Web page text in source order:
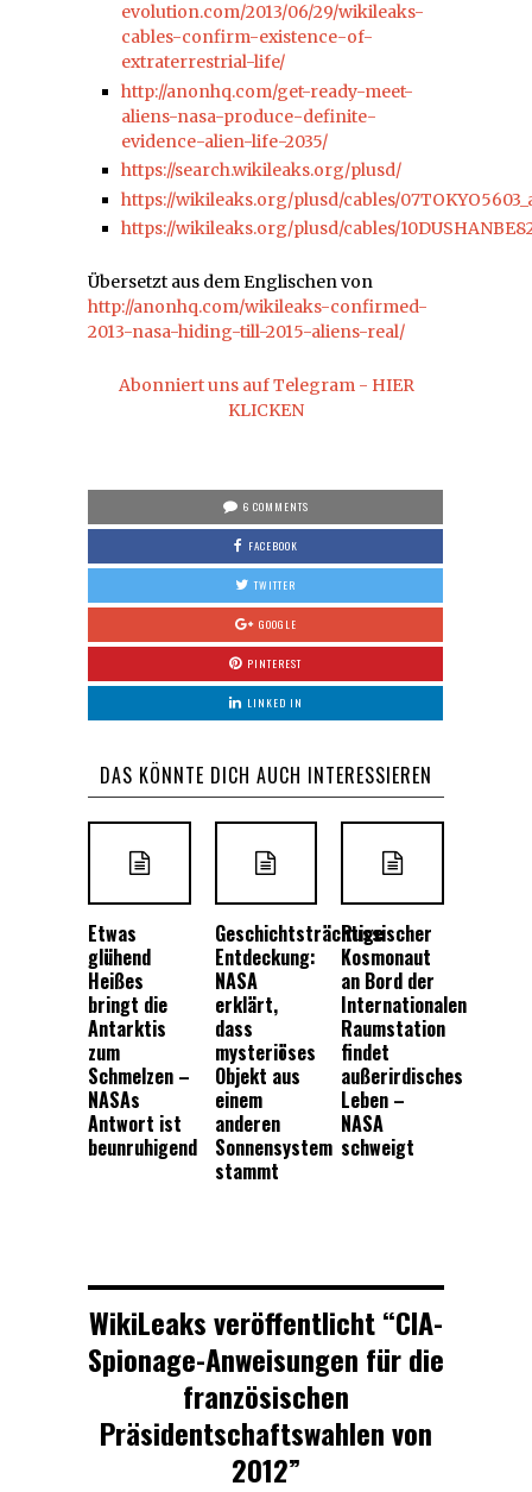
evolution.com/2013/06/29/wikileaks-
cables-confirm-existence-of-
extraterrestrial-life/
http://anonhq.com/get-ready-meet-
aliens-nasa-produce-definite-
evidence-alien-life-2035/
https://search.wikileaks.org/plusd/
https://wikileaks.org/plusd/cables/
https://wikileaks.org/plusd/cables/
Übersetzt aus dem Englischen von
http://anonhq.com/wikileaks-confirmed-
2013-nasa-hiding-till-2015-aliens-real/
Abonniert uns auf Telegram - HIER
KLICKEN
6 COMMENTS
FACEBOOK
TWITTER
GOOGLE
PINTEREST
LINKED IN
DAS KÖNNTE DICH AUCH INTERESSIEREN
Etwas
glühend
Heißes
bringt die
Antarktis
zum
Schmelzen –
NASAs
Antwort ist
beunruhigend
Geschichtsträchtige
Entdeckung:
NASA
erklärt,
dass
mysteriöses
Objekt aus
einem
anderen
Sonnensystem
stammt
Russischer
Kosmonaut
an Bord der
Internationalen
Raumstation
findet
außerirdisches
Leben –
NASA
schweigt
WikiLeaks veröffentlicht “CIA-
Spionage-Anweisungen für die
französischen
Präsidentschaftswahlen von
2012”